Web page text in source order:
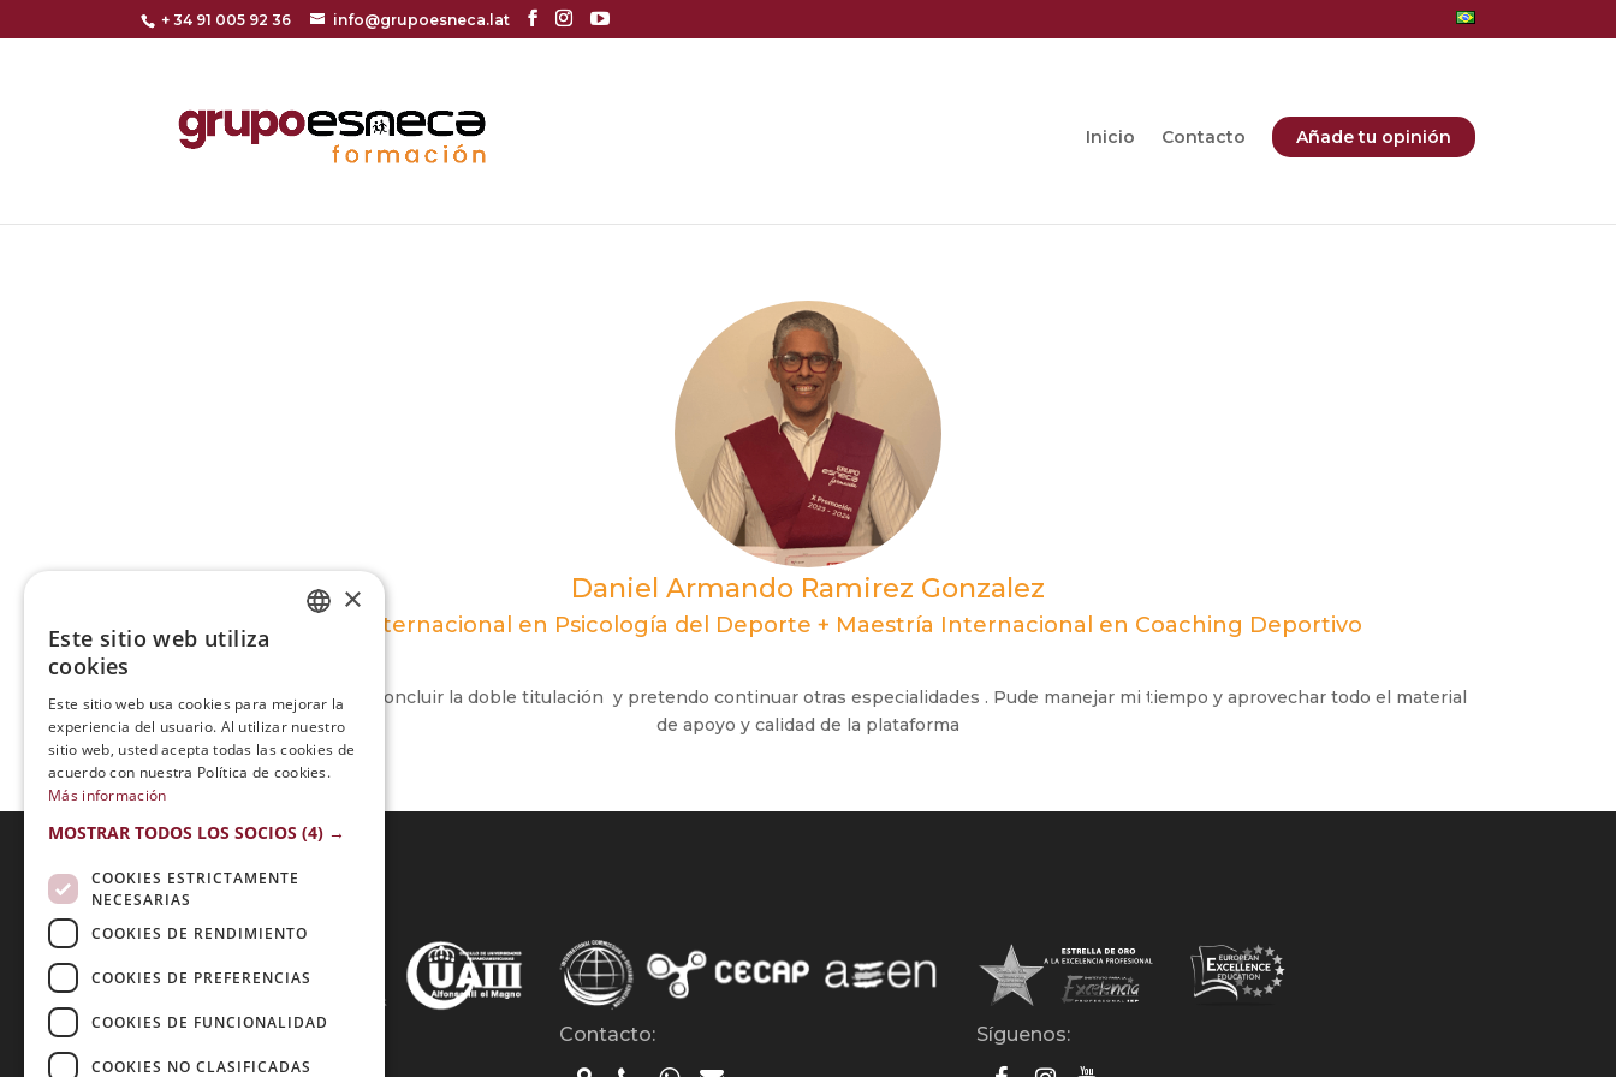
+ 34 91 005 92 36 info@grupoesneca.lat
Inicio Contacto Añade tu opinión
Daniel Armando Ramirez Gonzalez
Maestría Internacional en Psicología del Deporte + Maestría Internacional en Coaching Deportivo
Fue una gran experiencia concluir la doble titulación y pretendo continuar otras especialidades . Pude manejar mi tiempo y aprovechar todo el material
de apoyo y calidad de la plataforma
Acreditaciones:
Métodos de Pago: Contacto: Síguenos:
×
Este sitio web utiliza
cookies
Este sitio web usa cookies para mejorar la
experiencia del usuario. Al utilizar nuestro
sitio web, usted acepta todas las cookies de
acuerdo con nuestra Política de cookies.
Más información
MOSTRAR TODOS LOS SOCIOS (4) →
COOKIES ESTRICTAMENTE
NECESARIAS
COOKIES DE RENDIMIENTO
COOKIES DE PREFERENCIAS
COOKIES DE FUNCIONALIDAD
COOKIES NO CLASIFICADAS